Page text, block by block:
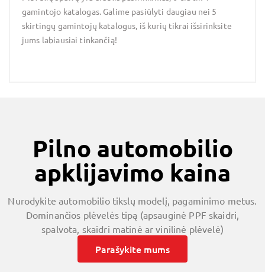
gamintojo katalogas. Galime pasiūlyti daugiau nei 5
skirtingų gamintojų katalogus, iš kurių tikrai išsirinksite
jums labiausiai tinkančią!
Pilno automobilio
apklijavimo kaina
Nurodykite automobilio tikslų modelį, pagaminimo metus.
Dominančios plėvelės tipą (apsauginė PPF skaidri,
spalvota, skaidri matinė ar vinilinė plėvelė)
Parašykite mums